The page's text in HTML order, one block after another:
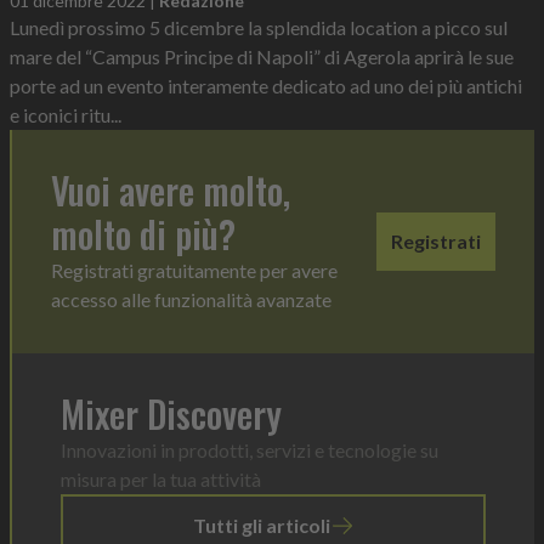
Lunedì prossimo 5 dicembre la splendida location a picco sul
mare del “Campus Principe di Napoli” di Agerola aprirà le sue
porte ad un evento interamente dedicato ad uno dei più antichi
e iconici ritu...
Vuoi avere molto,
molto di più?
Registrati gratuitamente per avere
accesso alle funzionalità avanzate
Registrati
Mixer Discovery
Innovazioni in prodotti, servizi e tecnologie su
misura per la tua attività
Tutti gli articoli